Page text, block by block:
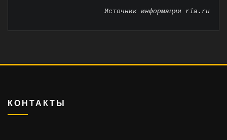
Источник информации ria.ru
КОНТАКТЫ